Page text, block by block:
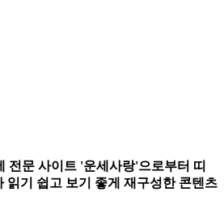
전문 사이트 '운세사랑'으로부터 띠
읽기 쉽고 보기 좋게 재구성한 콘텐츠